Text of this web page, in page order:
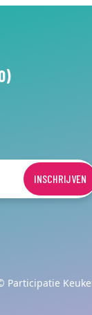
Participatie